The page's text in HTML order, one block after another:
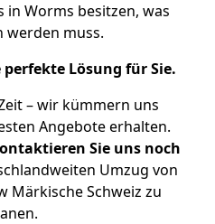
in Worms besitzen, was
werden muss.
Lösung für Sie.
– wir kümmern uns
Angebote erhalten.
Sie uns noch
Umzug von
Märkische Schweiz zu